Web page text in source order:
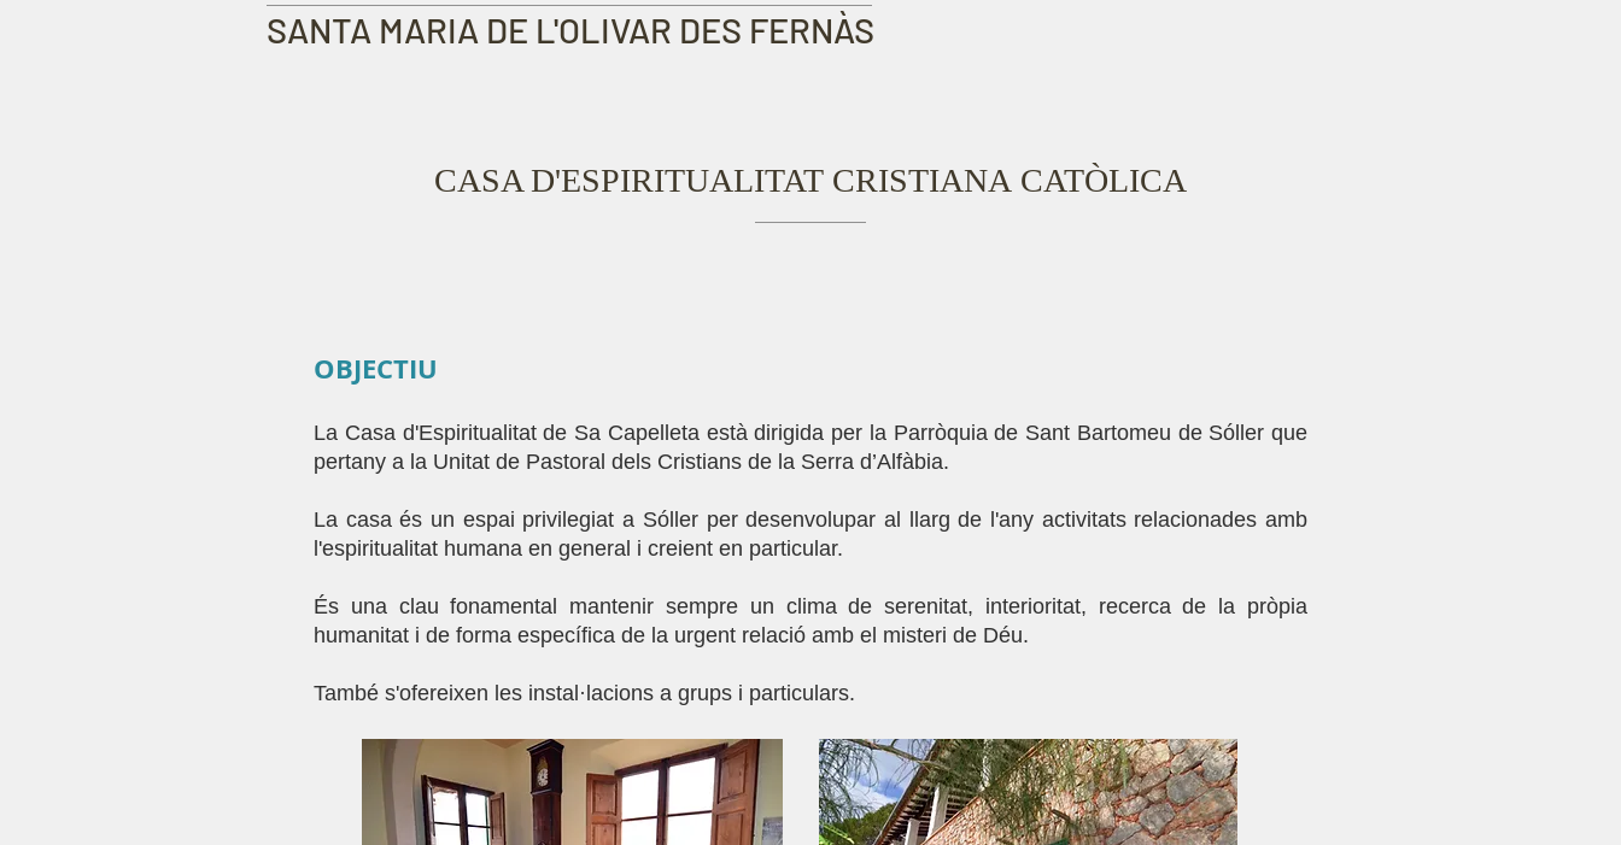
SANTA MARIA DE L'OLIVAR DES FERNÀS
CASA D'ESPIRITUALITAT CRISTIANA CATÒLICA
OBJECTIU
La Casa d'Espiritualitat de Sa Capelleta està dirigida per la Parròquia de Sant Bartomeu de Sóller que
pertany a la Unitat de Pastoral dels Cristians de la Serra d’Alfàbia.
La casa és un espai privilegiat a Sóller per desenvolupar al llarg de l'any activitats relacionades amb
l'espiritualitat humana en general i creient en particular.
És una clau fonamental mantenir sempre un clima de serenitat, interioritat, recerca de la pròpia
humanitat i de forma específica de la urgent relació amb el misteri de Déu.
També s'ofereixen les instal·lacions a grups i particulars.